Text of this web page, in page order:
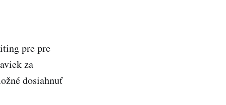
pre pre
za
dosiahnuť